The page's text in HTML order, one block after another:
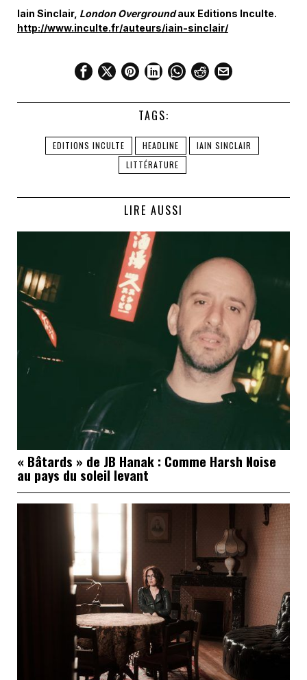
Iain Sinclair, London Overgroundaux Editions Inculte.
http://www.inculte.fr/auteurs/iain-sinclair/
TAGS:
EDITIONS INCULTE HEADLINE
IAIN SINCLAIR
LITTÉRATURE
LIRE AUSSI
« Bâtards » de JB Hanak : Comme Harsh Noise
au pays du soleil levant